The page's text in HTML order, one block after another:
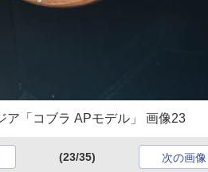
ア「コブラ APモデル」 画像23
(23/35) 次の画像